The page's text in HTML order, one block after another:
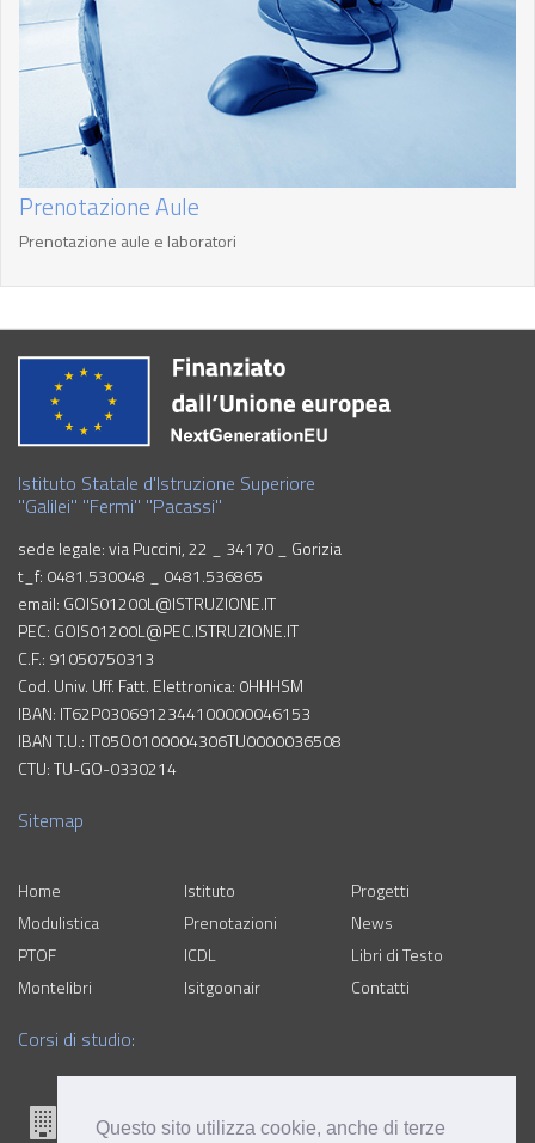
Questo sito utilizza cookie, anche di terze
Prenotazione Aule
Prenotazione aule e laboratori
Istituto Statale d'Istruzione Superiore
"Galilei" "Fermi" "Pacassi"
sede legale: via Puccini, 22 _ 34170 _ Gorizia
t_f: 0481.530048 _ 0481.536865
email: GOIS01200L@ISTRUZIONE.IT
PEC: GOIS01200L@PEC.ISTRUZIONE.IT
C.F.: 91050750313
Cod. Univ. Uff. Fatt. Elettronica: 0HHHSM
IBAN: IT62P0306912344100000046153
IBAN T.U.: IT05O0100004306TU0000036508
CTU: TU-GO-0330214
Sitemap
Home Istituto
Progetti
Modulistica
Prenotazioni
News
PTOF
ICDL
Libri di Testo
Montelibri
Isitgoonair Contatti
Corsi di studio: